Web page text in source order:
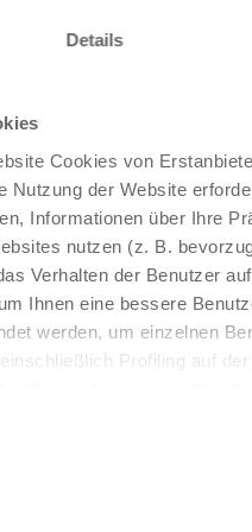
Details
Cookies von
Nutzung der Website
Informationen über Ihre
nutzen (z. B.
Verhalten der Benutzer
Ihnen eine bessere
werden, um einzelnen
Profiling auf
zu verwenden, indem
BESTELLEN
haben Sie